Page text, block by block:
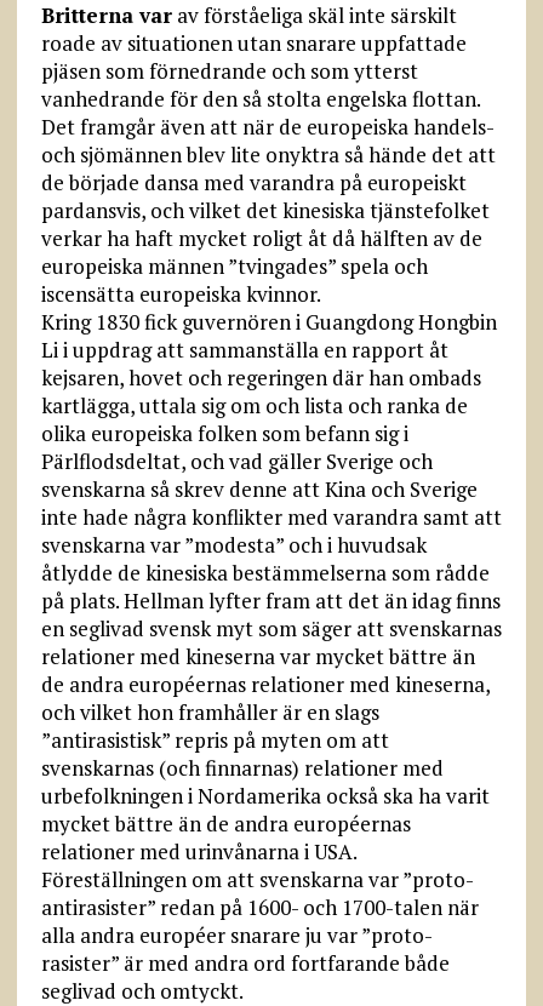
Britterna varav förståeliga skäl inte särskilt
roade av situationen utan snarare uppfattade
pjäsen som förnedrande och som ytterst
vanhedrande för den så stolta engelska flottan.
Det framgår även att när de europeiska handels-
och sjömännen blev lite onyktra så hände det att
de började dansa med varandra på europeiskt
pardansvis, och vilket det kinesiska tjänstefolket
verkar ha haft mycket roligt åt då hälften av de
europeiska männen ”tvingades” spela och
iscensätta europeiska kvinnor.
Kring 1830 fick guvernören i Guangdong Hongbin
Li i uppdrag att sammanställa en rapport åt
kejsaren, hovet och regeringen där han ombads
kartlägga, uttala sig om och lista och ranka de
olika europeiska folken som befann sig i
Pärlflodsdeltat, och vad gäller Sverige och
svenskarna så skrev denne att Kina och Sverige
inte hade några konflikter med varandra samt att
svenskarna var ”modesta” och i huvudsak
åtlydde de kinesiska bestämmelserna som rådde
på plats. Hellman lyfter fram att det än idag finns
en seglivad svensk myt som säger att svenskarnas
relationer med kineserna var mycket bättre än
de andra européernas relationer med kineserna,
och vilket hon framhåller är en slags
”antirasistisk” repris på myten om att
svenskarnas (och finnarnas) relationer med
urbefolkningen i Nordamerika också ska ha varit
mycket bättre än de andra européernas
relationer med urinvånarna i USA.
Föreställningen om att svenskarna var ”proto-
antirasister” redan på 1600- och 1700-talen när
alla andra européer snarare ju var ”proto-
rasister” är med andra ord fortfarande både
seglivad och omtyckt.